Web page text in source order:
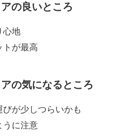
の良いところ
心地
トが最高
の気になるところ
びが少しつらいかも
うに注意